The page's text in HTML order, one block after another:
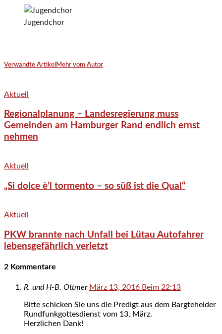
Jugendchor
Verwandte Artikel Mehr vom Autor
Aktuell
Regionalplanung – Landesregierung muss
Gemeinden am Hamburger Rand endlich ernst
nehmen
Aktuell
„Si dolce è’l tormento – so süß ist die Qual“
Aktuell
PKW brannte nach Unfall bei Lütau Autofahrer
lebensgefährlich verletzt
2 Kommentare
R. und H-B. Ottmer März 13, 2016 Beim 22:13
Bitte schicken Sie uns die Predigt aus dem Bargteheider
Rundfunkgottesdienst vom 13, März.
Herzlichen Dank!